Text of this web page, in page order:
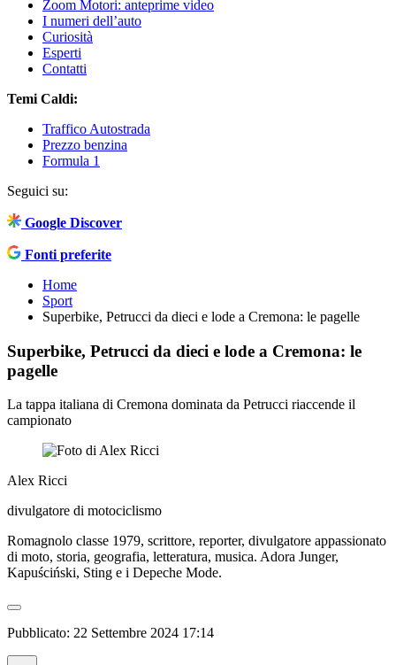
Zoom Motori: anteprime video
I numeri dell’auto
Curiosità
Esperti
Contatti
Temi Caldi:
Traffico Autostrada
Prezzo benzina
Formula 1
Seguici su:
Google Discover
Fonti preferite
Home
Sport
Superbike, Petrucci da dieci e lode a Cremona: le pagelle
Superbike, Petrucci da dieci e lode a Cremona: le
pagelle
La tappa italiana di Cremona dominata da Petrucci riaccende il
campionato
Alex Ricci
divulgatore di motociclismo
Romagnolo classe 1979, scrittore, reporter, divulgatore appassionato
di moto, storia, geografia, letteratura, musica. Adora Junger,
Kapuściński, Sting e i Depeche Mode.
Pubblicato: 22 Settembre 2024 17:14